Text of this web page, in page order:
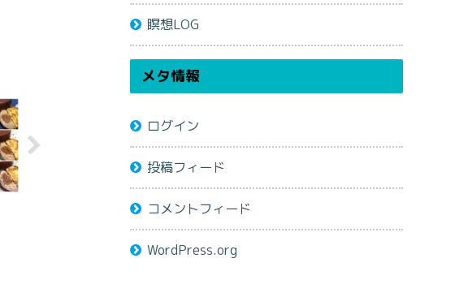
瞑想LOG
メタ情報
ログイン
投稿フィード
コメントフィード
WordPress.org